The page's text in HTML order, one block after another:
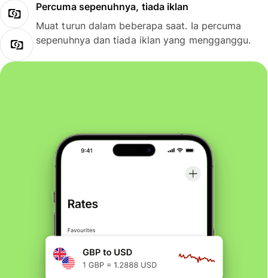
Percuma sepenuhnya, tiada iklan
Muat turun dalam beberapa saat. Ia percuma
sepenuhnya dan tiada iklan yang mengganggu.